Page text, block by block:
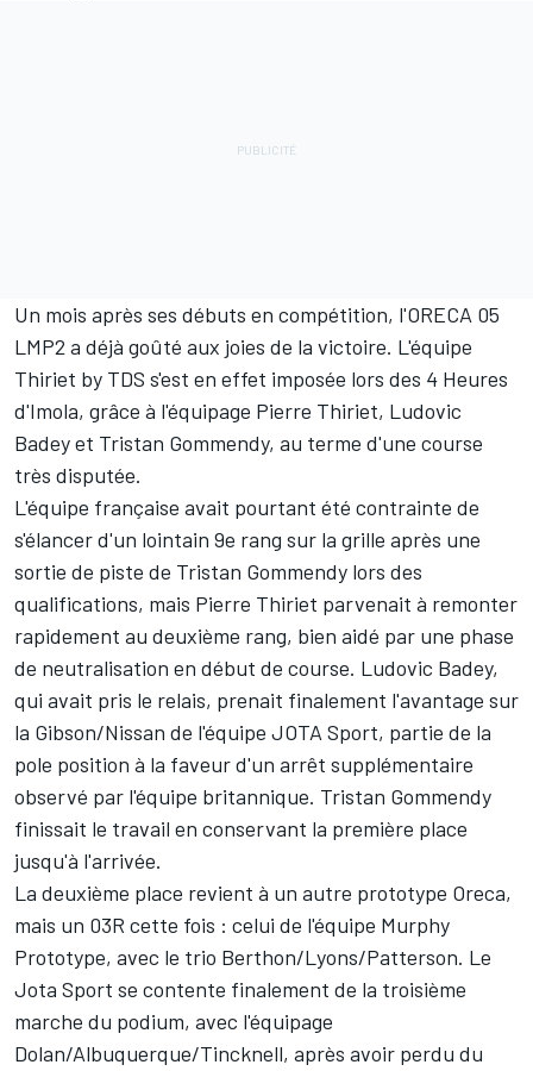
Un mois après ses débuts en compétition, l'ORECA 05
LMP2 a déjà goûté aux joies de la victoire. L'équipe
Thiriet by TDS s'est en effet imposée lors des 4 Heures
d'Imola, grâce à l'équipage Pierre Thiriet, Ludovic
Badey et Tristan Gommendy, au terme d'une course
très disputée.
L'équipe française avait pourtant été contrainte de
s'élancer d'un lointain 9e rang sur la grille après une
sortie de piste de Tristan Gommendy lors des
qualifications, mais Pierre Thiriet parvenait à remonter
rapidement au deuxième rang, bien aidé par une phase
de neutralisation en début de course. Ludovic Badey,
qui avait pris le relais, prenait finalement l'avantage sur
la Gibson/Nissan de l'équipe JOTA Sport, partie de la
pole position à la faveur d'un arrêt supplémentaire
observé par l'équipe britannique. Tristan Gommendy
finissait le travail en conservant la première place
jusqu'à l'arrivée.
La deuxième place revient à un autre prototype Oreca,
mais un 03R cette fois : celui de l'équipe Murphy
Prototype, avec le trio Berthon/Lyons/Patterson. Le
Jota Sport se contente finalement de la troisième
marche du podium, avec l'équipage
Dolan/Albuquerque/Tincknell, après avoir perdu du